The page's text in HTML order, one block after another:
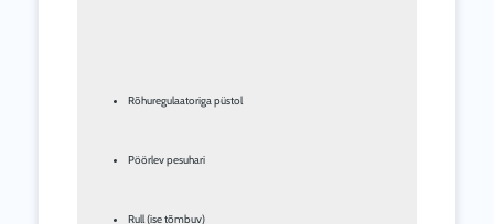
Rõhuregulaatoriga püstol
Pöörlev pesuhari
Rull (ise tõmbuv)